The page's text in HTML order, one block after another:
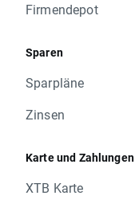
Firmendepot
Sparen
Sparpläne
Zinsen
Karte und Zahlungen
XTB Karte